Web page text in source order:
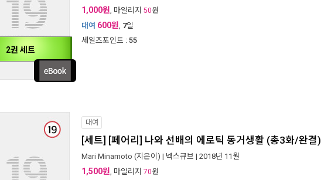
2권 세트
1,000원, 마일리지 50원
대여 600원, 7일
세일즈포인트 : 55
대여
[세트] [페어리] 나와 선배의 에로틱 동거생활 (총3화/완결)
Mari Minamoto (지은이) | 넥스큐브 | 2018년 11월
1,500원, 마일리지 70원